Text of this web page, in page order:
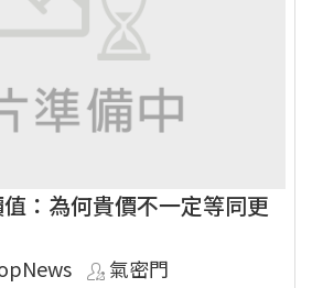
：為何貴價不一定等同更
氣密門